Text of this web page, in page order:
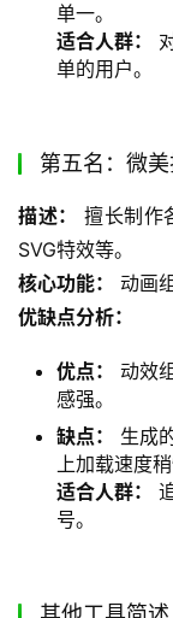
单一。
适合人群：
单的用户。
第五名：微
描述：
擅长制作
SVG特效等。
核心功能：
动画
优缺点分析：
优点：
动效
感强。
缺点：
生成
上加载速度稍
适合人群：
号。